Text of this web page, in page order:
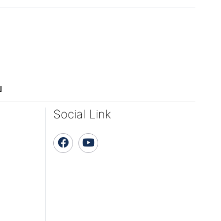
Social Link